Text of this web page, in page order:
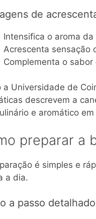
de
Intensifica o aroma
Acrescenta sensação
Complementa o
a Universidade de
descrevem a
e aromático
preparar a
é simples e
a dia.
a passo detalhado